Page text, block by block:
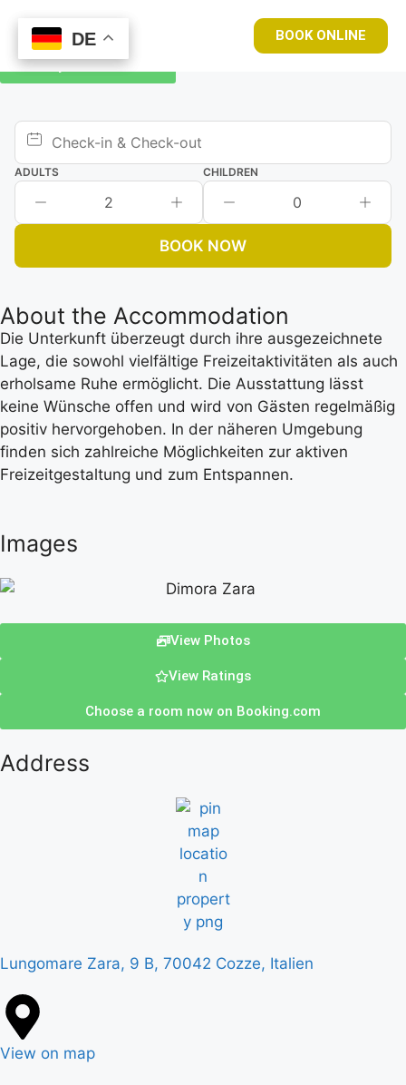
BOOK ONLINE
Book your room now
ADULTS
2
CHILDREN
0
BOOK NOW
About the Accommodation
Die Unterkunft überzeugt durch ihre ausgezeichnete
Lage, die sowohl vielfältige Freizeitaktivitäten als auch
erholsame Ruhe ermöglicht. Die Ausstattung lässt
keine Wünsche offen und wird von Gästen regelmäßig
positiv hervorgehoben. In der näheren Umgebung
finden sich zahlreiche Möglichkeiten zur aktiven
Freizeitgestaltung und zum Entspannen.
Images
View Photos
View Ratings
Choose a room now on Booking.com
Address
Lungomare Zara, 9 B, 70042 Cozze, Italien
View on map
DE
DE